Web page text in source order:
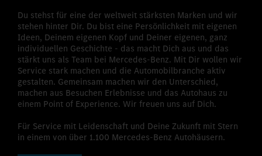
Du stehst für eine der weltweit stärksten Marken und wir
stehen hinter Dir. Du bist eine Persönlichkeit mit eigenen
Ideen, Deinem eigenen Kopf und Deiner eigenen, ganz
individuellen Geschichte - das macht Dich aus und das
stärkt uns als Team bei Mercedes-Benz. Mit Dir wollen wir
Service stark machen und die Automobilbranche aktiv
gestalten. Gemeinsam machen wir den Unterschied,
machen aus Besuchen Erlebnisse und das Autohaus zu
einem Point of Experience. Wir freuen uns auf Dich.
Für Service mit Leidenschaft und Deine Zukunft mit Stern
in einem von über 1.100 Mercedes-Benz Autohäusern.